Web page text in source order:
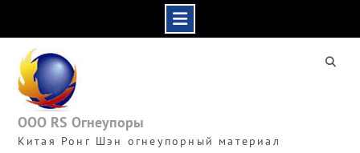
content
ООО RS Огнеупоры
Китая Ронг Шэн огнеупорный материал